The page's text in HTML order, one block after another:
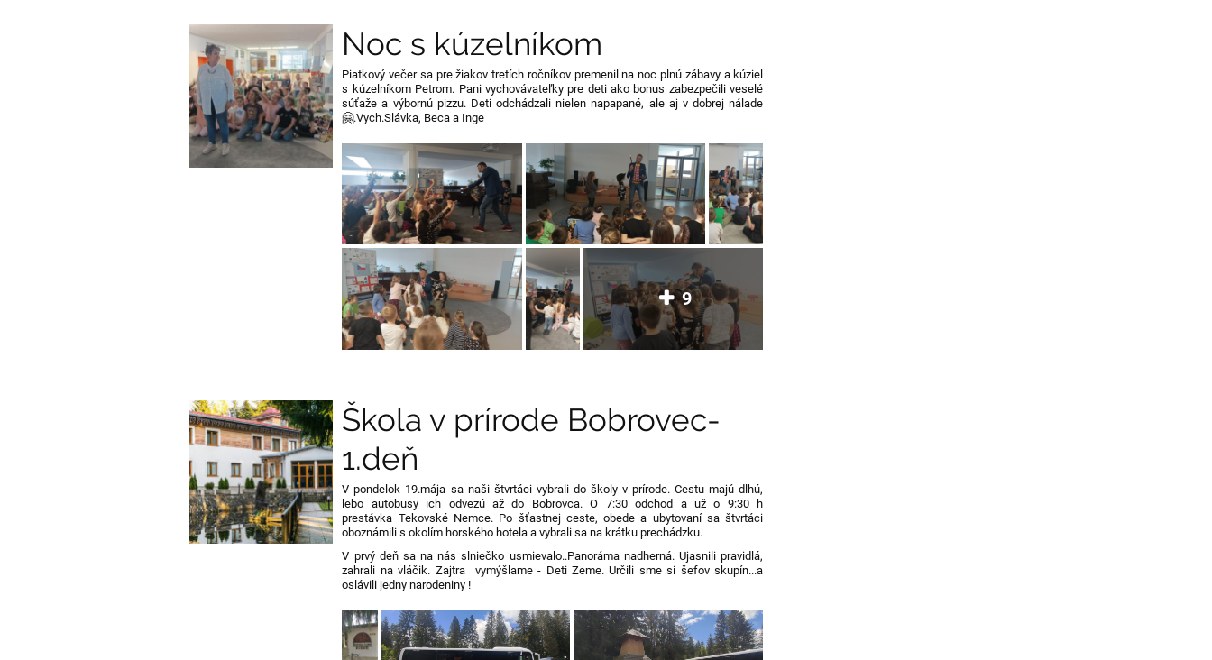
Noc s kúzelníkom
Piatkový večer sa pre žiakov tretích ročníkov premenil na noc plnú zábavy a kúziel
s kúzelníkom Petrom. Pani vychovávateľky pre deti ako bonus zabezpečili veselé
súťaže a výbornú pizzu. Deti odchádzali nielen napapané, ale aj v dobrej nálade
🤗.Vych.Slávka, Beca a Inge
9
Škola v prírode Bobrovec-
1.deň
V pondelok 19.mája sa naši štvrtáci vybrali do školy v prírode. Cestu majú dlhú,
lebo autobusy ich odvezú až do Bobrovca. O 7:30 odchod a už o 9:30 h
prestávka Tekovské Nemce. Po šťastnej ceste, obede a ubytovaní sa štvrtáci
oboznámili s okolím horského hotela a vybrali sa na krátku prechádzku.
V prvý deň sa na nás slniečko usmievalo..Panoráma nadherná. Ujasnili pravidlá,
zahrali na vláčik. Zajtra vymýšlame - Deti Zeme. Určili sme si šefov skupín...a
oslávili jedny narodeniny !